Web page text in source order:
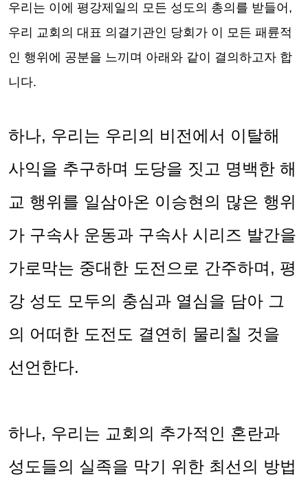
우리는 이에 평강제일의 모든 성도의 총의를 받들어 ,
우리 교회의 대표 의결기관인 당회가 이 모든 패륜적
인 행위에 공분을 느끼며 아래와 같이 결의하고자 합
니다.
하나, 우리는 우리의 비전에서 이탈해
사익을 추구하며 도당을 짓고 명백한 해
교 행위를 일삼아온 이승현의 많은 행위
가 구속사 운동과 구속사 시리즈 발간을
가로막는 중대한 도전으로 간주하며, 평
강 성도 모두의 충심과 열심을 담아 그
의 어떠한 도전도 결연히 물리칠 것을
선언한다.
하나, 우리는 교회의 추가적인 혼란과
성도들의 실족을 막기 위한 최선의 방법